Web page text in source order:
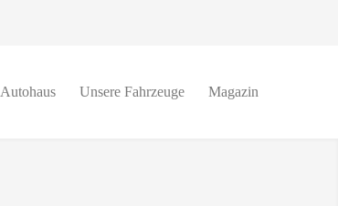
Autohaus Unsere Fahrzeuge Magazin